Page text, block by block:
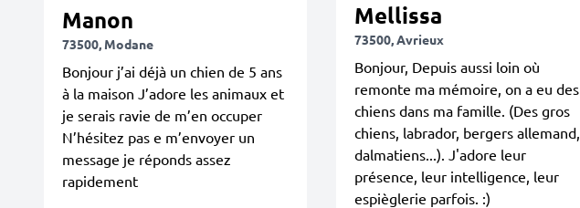
Manon
73500, Modane
Bonjour j’ai déjà un chien de 5 ans
à la maison J’adore les animaux et
je serais ravie de m’en occuper
N’hésitez pas e m’envoyer un
message je réponds assez
rapidement
Mellissa
73500, Avrieux
Bonjour, Depuis aussi loin où
remonte ma mémoire, on a eu des
chiens dans ma famille. (Des gros
chiens, labrador, bergers allemand,
dalmatiens...). J'adore leur
présence, leur intelligence, leur
espièglerie parfois. :)